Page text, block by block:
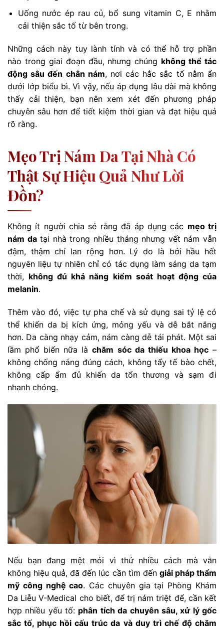
Uống nước ép rau củ, bổ sung vitamin C, E nhằm
cải thiện sắc tố từ bên trong.
Những cách này tuy lành tính và có thể hỗ trợ phần
nào trong giai đoạn đầu, nhưng chúng không thể tác
động sâu đến chân nám, nơi các hắc sắc tố nằm ẩn
dưới lớp biểu bì. Vì vậy, nếu áp dụng lâu dài mà không
thấy cải thiện, bạn nên xem xét đến phương pháp
chuyên sâu hơn để tiết kiệm thời gian và đạt hiệu quả
rõ ràng.
Mẹo Trị Nám Da Tại Nhà Có
Thật Sự Hiệu Quả Như Lời
Đồn?
Không ít người chia sẻ rằng đã áp dụng các mẹo trị
nám datại nhà trong nhiều tháng nhưng vết nám vẫn
đậm, thậm chí lan rộng hơn. Lý do là bởi hầu hết
nguyên liệu tự nhiên chỉ có tác dụng làm sáng da tạm
thời, không đủ khả năng kiểm soát hoạt động của
melanin.
Thêm vào đó, việc tự pha chế và sử dụng sai tỷ lệ có
thể khiến da bị kích ứng, mỏng yếu và dễ bắt nắng
hơn. Da càng nhạy cảm, nám càng dễ tái phát. Một sai
lầm phổ biến nữa làchăm sóc da thiếu khoa học–
không chống nắng đúng cách, không tẩy tế bào chết,
không cấp ẩm đủ khiến da tổn thương và sạm đi
nhanh chóng.
Nếu bạn đang mệt mỏi vì thử nhiều cách mà vẫn
không hiệu quả, đã đến lúc cần tìm đến giải pháp thẩm
mỹ công nghệ cao. Các chuyên gia tại Phòng Khám
Da Liễu V-Medical cho biết, để trị nám triệt để, cần kết
hợp nhiều yếu tố: phân tích da chuyên sâu, xử lý gốc
sắc tố, phục hồi cấu trúc da và duy trì chế độ chăm